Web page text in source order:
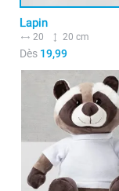
Lapin
20 20 cm
Dès 19,99